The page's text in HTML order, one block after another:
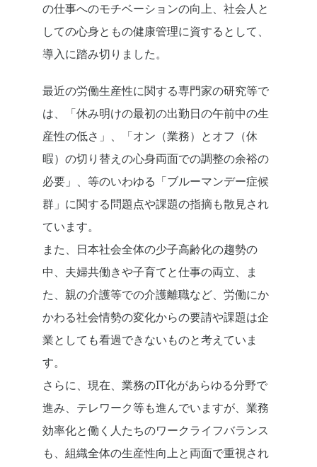
の仕事へのモチベーションの向上、社会人と
しての心身ともの健康管理に資するとして、
導入に踏み切りました。
最近の労働生産性に関する専門家の研究等で
は、「休み明けの最初の出勤日の午前中の生
産性の低さ」、「オン（業務）とオフ（休
暇）の切り替えの心身両面での調整の余裕の
必要」、等のいわゆる「ブルーマンデー症候
群」に関する問題点や課題の指摘も散見され
ています。
また、日本社会全体の少子高齢化の趨勢の
中、夫婦共働きや子育てと仕事の両立、ま
た、親の介護等での介護離職など、労働にか
かわる社会情勢の変化からの要請や課題は企
業としても看過できないものと考えていま
す。
さらに、現在、業務のIT化があらゆる分野で
進み、テレワーク等も進んでいますが、業務
効率化と働く人たちのワークライフバランス
も、組織全体の生産性向上と両面で重視され